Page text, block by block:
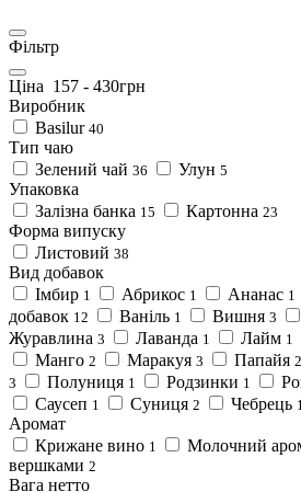
Фільтр
Ціна 157 - 430грн
Виробник
Basilur 40
Тип чаю
Зелений чай 36 Улун 5
Упаковка
Залізна банка 15 Картонна 23
Форма випуску
Листовий 38
Вид добавок
Імбир 1 Абрикос 1 Ананас 1
добавок 12 Ваніль 1 Вишня 3
Журавлина 3 Лаванда 1 Лайм 1
Манго 2 Маракуя 3 Папайя 2
3 Полуниця 1 Родзинки 1
Саусеп 1 Суниця 2 Чебрець
Аромат
Крижане вино 1 Молочний
вершками 2
Вага нетто